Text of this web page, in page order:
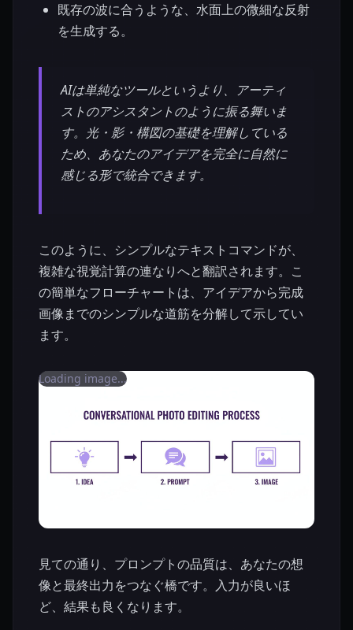
既存の波に合うような、水面上の微細な反射
を生成する。
AIは単純なツールというより、アーティ
ストのアシスタントのように振る舞いま
す。光・影・構図の基礎を理解している
ため、あなたのアイデアを完全に自然に
感じる形で統合できます。
このように、シンプルなテキストコマンドが、
複雑な視覚計算の連なりへと翻訳されます。こ
の簡単なフローチャートは、アイデアから完成
画像までのシンプルな道筋を分解して示してい
ます。
Loading image...
見ての通り、プロンプトの品質は、あなたの想
像と最終出力をつなぐ橋です。入力が良いほ
ど、結果も良くなります。